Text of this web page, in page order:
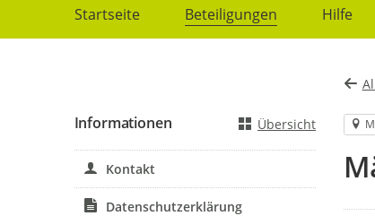
Startseite Beteiligungen Hilfe
Informationen Übersicht
Kontakt
Datenschutzerklärung